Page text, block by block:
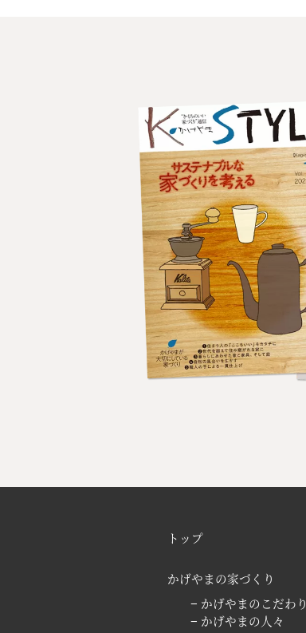
トップ
かげやまの家づくり
− かげやまのこだわり
− かげやまの人々